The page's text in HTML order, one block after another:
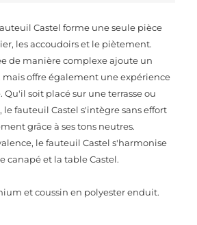
Castel forme une seule pièce
les accoudoirs et le piètement.
de manière complexe ajoute un
offre également une expérience
Qu'il soit placé sur une terrasse ou
le fauteuil Castel s'intègre sans effort
grâce à ses tons neutres.
le fauteuil Castel s'harmonise
canapé et la table Castel.
et coussin en polyester enduit.